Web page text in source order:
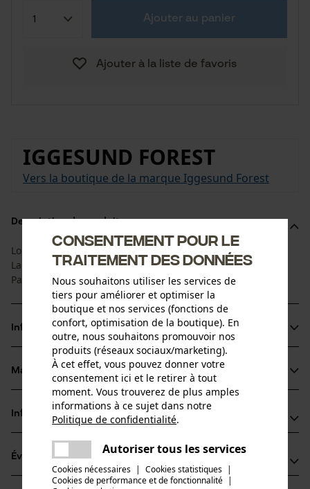
Ajouter au panier
Ajouter à la liste de favoris
IGGESUND FOREST
Vers la boutique de la marque Iggesund Forest
Description du produit
Longueur du guide : 130 cm
Largeur de la rainure : 3.0mm
Pas : 3/4".
Informations sur le produit
Détails du produit
Type dactivité
Groupe dâge
Matériau & entretien
Matériau
Matériau principal
Informations fabricant
Iggesund Forest AB
Påbodavägen 4
82495 Strömsbruk, Suède
Évaluations
Consentement pour le
traitement des données
Nous souhaitons utiliser les services de
tiers pour améliorer et optimiser la
boutique et nos services (fonctions de
confort, optimisation de la boutique). En
outre, nous souhaitons promouvoir nos
produits (réseaux sociaux/marketing).
À cet effet, vous pouvez donner votre
consentement ici et le retirer à tout
moment. Vous trouverez de plus amples
informations à ce sujet dans notre
Politique de confidentialité.
Autoriser tous les services
Cookies nécessaires | Cookies statistiques |
Cookies de performance et de fonctionnalité |
Une erreur s'est produite. Veuillez
essayer encore.
partager
partager
mail